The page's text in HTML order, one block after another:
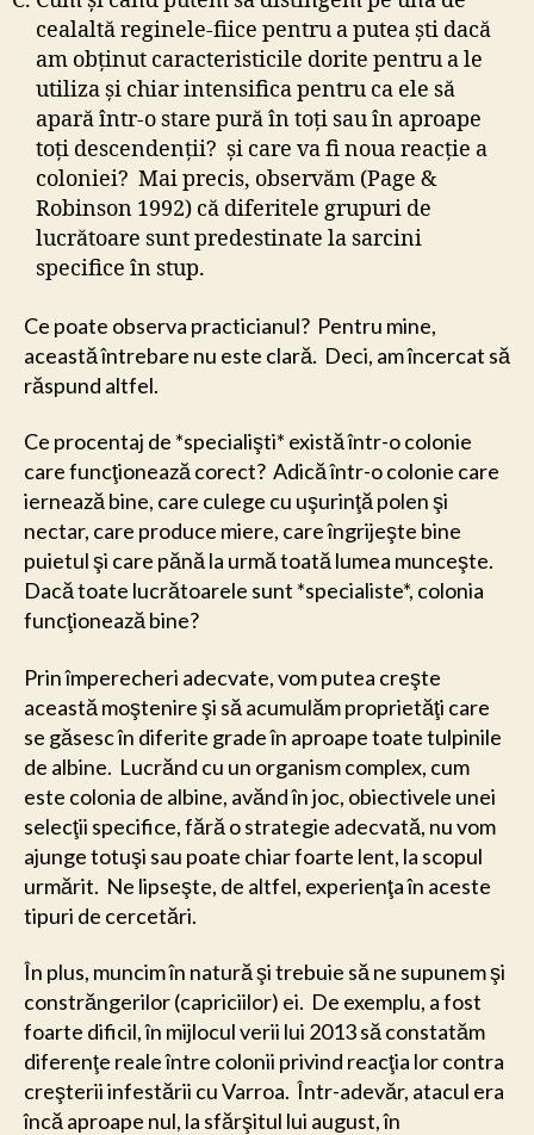
cealaltă reginele-fiice pentru a putea şti dacă
am obţinut caracteristicile dorite pentru a le
utiliza şi chiar intensifica pentru ca ele să
apară într-o stare pură în toţi sau în aproape
toţi descendenţii? şi care va fi noua reacţie a
coloniei? Mai precis, observăm (Page &
Robinson 1992) că diferitele grupuri de
lucrătoare sunt predestinate la sarcini
specifice în stup.
Ce poate observa practicianul? Pentru mine,
această întrebare nu este clară. Deci, am încercat să
răspund altfel.
Ce procentaj de *specialişti* există într-o colonie
care funcţionează corect? Adică într-o colonie care
iernează bine, care culege cu uşurinţă polen şi
nectar, care produce miere, care îngrijeşte bine
puietul şi care pănă la urmă toată lumea munceşte.
Dacă toate lucrătoarele sunt *specialiste*, colonia
funcţionează bine?
Prin împerecheri adecvate, vom putea creşte
această moştenire şi să acumulăm proprietăţi care
se găsesc în diferite grade în aproape toate tulpinile
de albine. Lucrănd cu un organism complex, cum
este colonia de albine, avănd în joc, obiectivele unei
selecţii specifice, fără o strategie adecvată, nu vom
ajunge totuşi sau poate chiar foarte lent, la scopul
urmărit. Ne lipseşte, de altfel, experienţa în aceste
tipuri de cercetări.
În plus, muncim în natură şi trebuie să ne supunem şi
constrăngerilor (capriciilor) ei. De exemplu, a fost
foarte dificil, în mijlocul verii lui 2013 să constatăm
diferenţe reale între colonii privind reacţia lor contra
creşterii infestării cu Varroa. Într-adevăr, atacul era
încă aproape nul, la sfărşitul lui august, în